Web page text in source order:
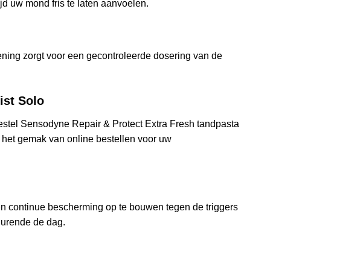
uw mond fris te laten aanvoelen.
zorgt voor een gecontroleerde dosering van de
Solo
Sensodyne Repair & Protect Extra Fresh tandpasta
gemak van online bestellen voor uw
continue bescherming op te bouwen tegen de triggers
de dag.